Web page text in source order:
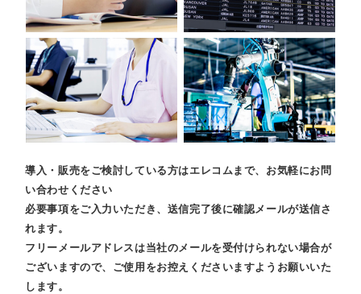
導入・販売をご検討している方はエレコムまで、お気軽にお問
い合わせください
必要事項をご入力いただき、送信完了後に確認メールが送信さ
れます。
フリーメールアドレスは当社のメールを受付けられない場合が
ございますので、ご使用をお控えくださいますようお願いいた
します。